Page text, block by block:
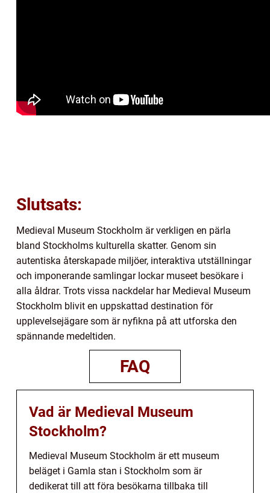
Slutsats:
Medieval Museum Stockholm är verkligen en pärla
bland Stockholms kulturella skatter. Genom sin
autentiska återskapade miljöer, interaktiva utställningar
och imponerande samlingar lockar museet besökare i
alla åldrar. Trots vissa nackdelar har Medieval Museum
Stockholm blivit en uppskattad destination för
upplevelsejägare som är nyfikna på att utforska den
spännande medeltiden.
FAQ
Vad är Medieval Museum
Stockholm?
Medieval Museum Stockholm är ett museum
beläget i Gamla stan i Stockholm som är
dedikerat till att föra besökarna tillbaka till